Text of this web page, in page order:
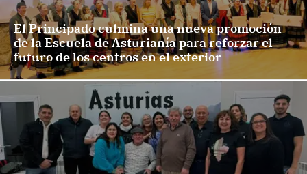
El Principado culmina una nueva promoción
de la Escuela de Asturianía para reforzar el
futuro de los centros en el exterior